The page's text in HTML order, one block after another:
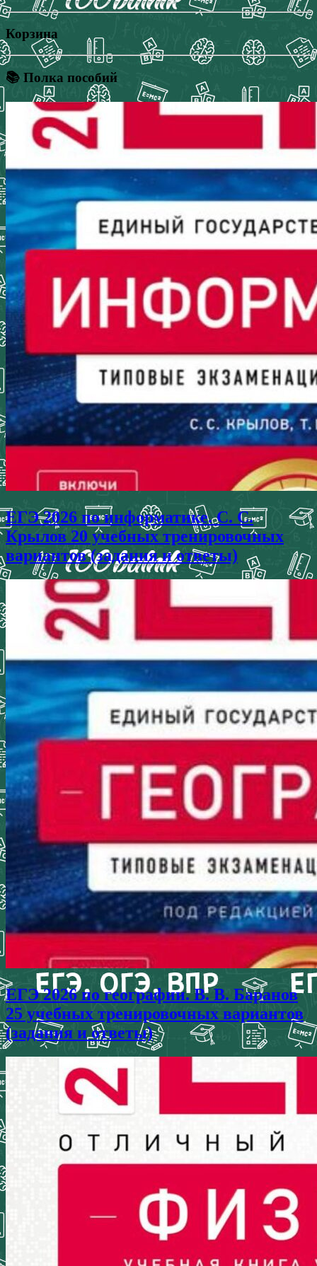
Корзина
📚 Полка пособий
ЕГЭ 2026 по информатике. С. С.
Крылов 20 учебных тренировочных
вариантов (задания и ответы)
ЕГЭ 2026 по географии. В. В. Баранов
25 учебных тренировочных вариантов
(задания и ответы)